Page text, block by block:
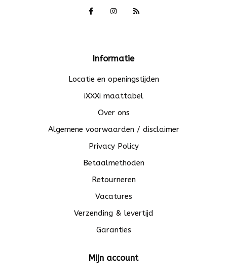
Informatie
Locatie en openingstijden
iXXXi maattabel
Over ons
Algemene voorwaarden / disclaimer
Privacy Policy
Betaalmethoden
Retourneren
Vacatures
Verzending & levertijd
Garanties
Mijn account